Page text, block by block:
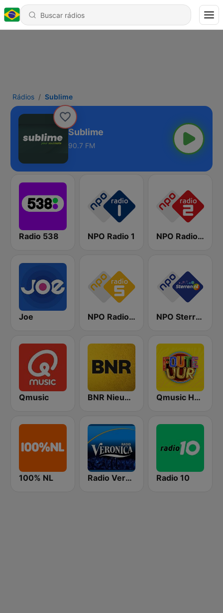
Rádios Sublime
Sublime
90.7 FM
Radio 538 NPO Radio 1 NPO Radio 2
Joe NPO Radio 5 NPO Sterren
Qmusic BNR Nieuwsradio Qmusic Het Foute Uur
100% NL Radio Veronica Radio 10